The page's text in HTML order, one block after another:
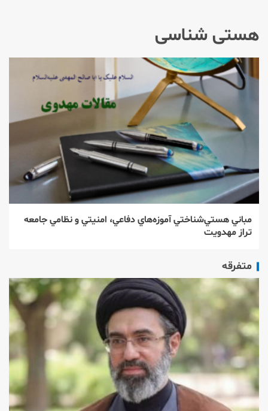
هستی شناسی
مباني هستي‌شناختي آموزه‌هاي دفاعي، امنيتي و نظامي جامعه
تراز مهدويت
متفرقه